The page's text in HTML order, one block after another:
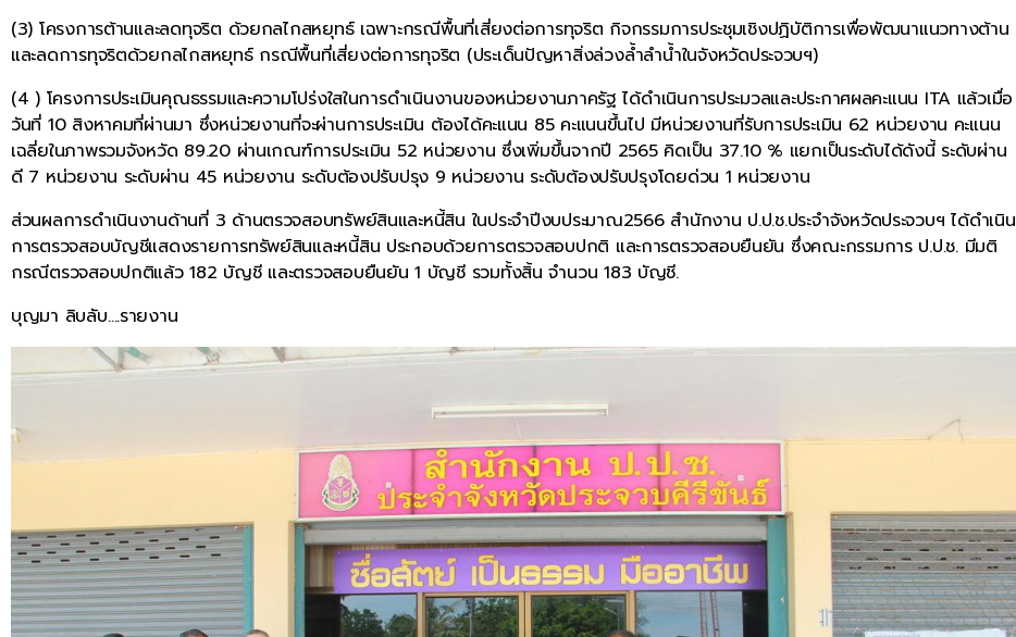
(3) โครงการต้านและลดทุจริต ด้วยกลไกสหยุทธ์ เฉพาะกรณีพื้นที่เสี่ยงต่อการทุจริต กิจกรรมการประชุมเชิงปฏิบัติการเพื่อพัฒนาแนวทางต้าน
และลดการทุจริตด้วยกลไกสหยุทธ์ กรณีพื้นที่เสี่ยงต่อการทุจริต (ประเด็นปัญหาสิ่งล่วงล้ำลำน้ำในจังหวัดประจวบฯ)
(4 ) โครงการประเมินคุณธรรมและความโปร่งใสในการดำเนินงานของหน่วยงานภาครัฐ ได้ดำเนินการประมวลและประกาศผลคะแนน ITA แล้วเมื่อ
วันที่ 10 สิงหาคมที่ผ่านมา ซึ่งหน่วยงานที่จะผ่านการประเมิน ต้องได้คะแนน 85 คะแนนขึ้นไป มีหน่วยงานที่รับการประเมิน 62 หน่วยงาน คะแนน
เฉลี่ยในภาพรวมจังหวัด 89.20 ผ่านเกณฑ์การประเมิน 52 หน่วยงาน ซึ่งเพิ่มขึ้นจากปี 2565 คิดเป็น 37.10 % แยกเป็นระดับได้ดังนี้ ระดับผ่าน
ดี 7 หน่วยงาน ระดับผ่าน 45 หน่วยงาน ระดับต้องปรับปรุง 9 หน่วยงาน ระดับต้องปรับปรุงโดยด่วน 1 หน่วยงาน
ส่วนผลการดำเนินงานด้านที่ 3 ด้านตรวจสอบทรัพย์สินและหนี้สิน ในประจำปีงบประมาณ2566 สำนักงาน ป.ป.ช.ประจำจังหวัดประจวบฯ ได้ดำเนิน
การตรวจสอบบัญชีแสดงรายการทรัพย์สินและหนี้สิน ประกอบด้วยการตรวจสอบปกติ และการตรวจสอบยืนยัน ซึ่งคณะกรรมการ ป.ป.ช. มีมติ
กรณีตรวจสอบปกติแล้ว 182 บัญชี และตรวจสอบยืนยัน 1 บัญชี รวมทั้งสิ้น จำนวน 183 บัญชี.
บุญมา ลิบลับ….รายงาน